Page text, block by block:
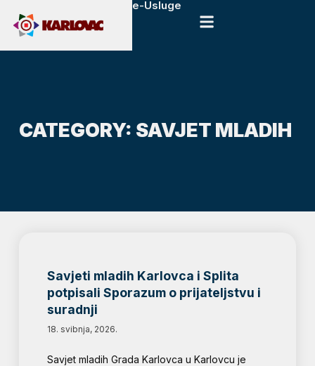
e-Usluge
CATEGORY: SAVJET MLADIH
Savjeti mladih Karlovca i Splita
potpisali Sporazum o prijateljstvu i
suradnji
18. svibnja, 2026.
Savjet mladih Grada Karlovca u Karlovcu je